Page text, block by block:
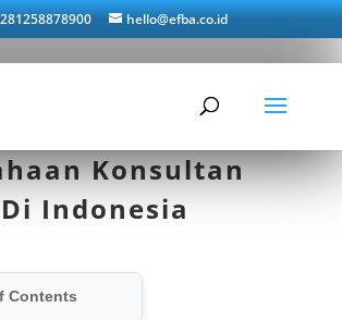
hello@efba.co.id
Konsultan
Indonesia
Contents